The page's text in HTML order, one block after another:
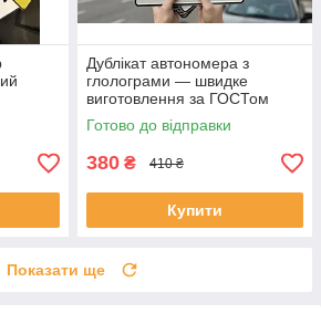
Дублікат автономера з
глолограми — швидке
виготовлення за ГОСТом
Готово до відправки
380 ₴ 410 ₴
Купити
Показати ще